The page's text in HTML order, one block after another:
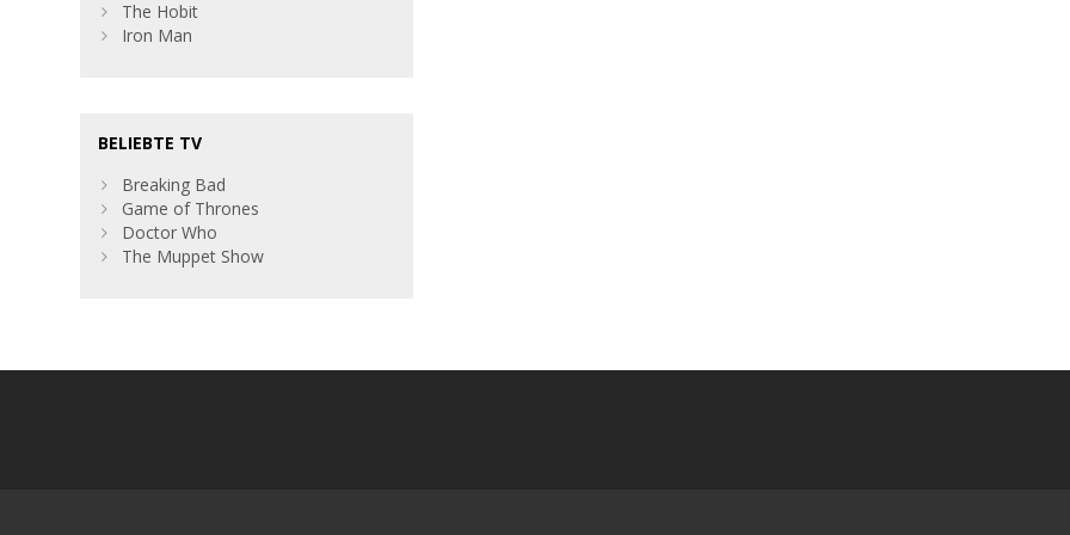
The Hobit
Iron Man
BELIEBTE TV
Breaking Bad
Game of Thrones
Doctor Who
The Muppet Show